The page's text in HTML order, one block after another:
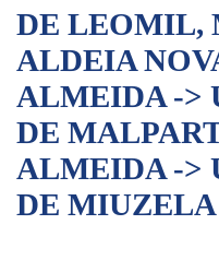
DE LEOMIL,
ALDEIA
ALMEIDA ->
DE
ALMEIDA ->
DE